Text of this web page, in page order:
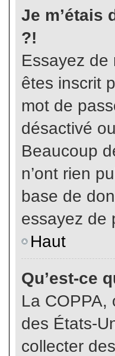
Je m’étais
?!
Essayez de
êtes inscrit
mot de
désactivé
Beaucoup
n’ont rien
base de
essayez de
Haut
Qu’est-ce
La COPPA,
des États-
collecter